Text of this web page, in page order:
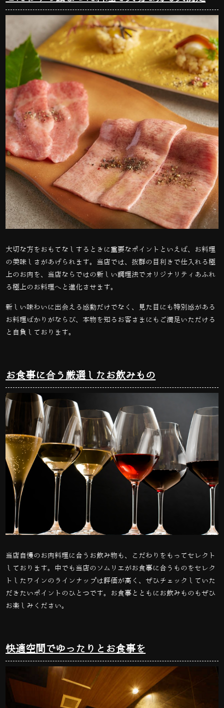
大切な方をおもてなしするときに重要なポイントといえば、お料理
の美味しさがあげられます。当店では、抜群の目利きで仕入れる極
上のお肉を、当店ならではの新しい調理法でオリジナリティあふれ
る極上のお料理へと進化させます。
新しい味わいに出会える感動だけでなく、見た目にも特別感がある
お料理ばかりがならび、本物を知るお客さまにもご満足いただける
と自負しております。
お食事に合う厳選したお飲みもの
当店自慢のお肉料理に合うお飲み物も、こだわりをもってセレクト
しております。中でも当店のソムリエがお食事に合うものをセレク
トしたワインのラインナップは評価が高く、ぜひチェックしていた
だきたいポイントのひとつです。お食事とともにお飲みものもぜひ
お楽しみください。
快適空間でゆったりとお食事を